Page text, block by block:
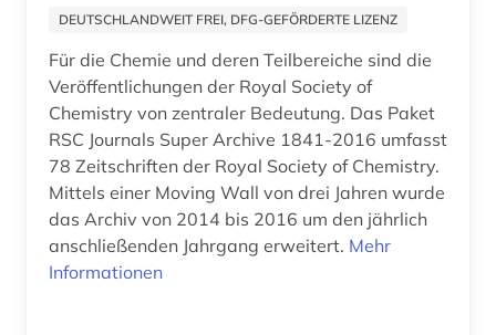
DEUTSCHLANDWEIT FREI, DFG-GEFÖRDERTE LIZENZ
Für die Chemie und deren Teilbereiche sind die
Veröffentlichungen der Royal Society of
Chemistry von zentraler Bedeutung. Das Paket
RSC Journals Super Archive 1841-2016 umfasst
78 Zeitschriften der Royal Society of Chemistry.
Mittels einer Moving Wall von drei Jahren wurde
das Archiv von 2014 bis 2016 um den jährlich
anschließenden Jahrgang erweitert. Mehr
Informationen